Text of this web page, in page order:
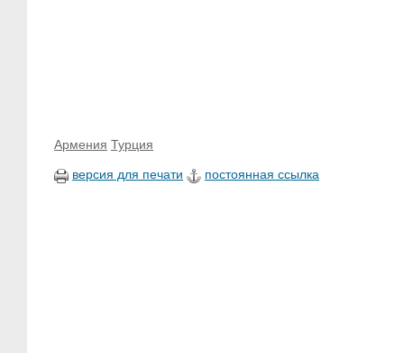
Армения Турция
версия для печати постоянная ссылка